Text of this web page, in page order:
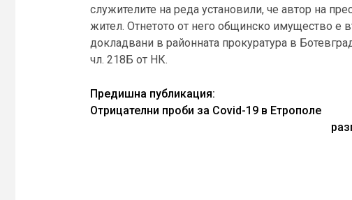
служителите на реда установили, че автор на
жител. Отнетото от него общинско имущество е
докладвани в районната прокуратура в
чл. 218Б от НК.
Continue
Reading
Предишна публикация:
Отрицателни проби за Covid-19 в Етрополе